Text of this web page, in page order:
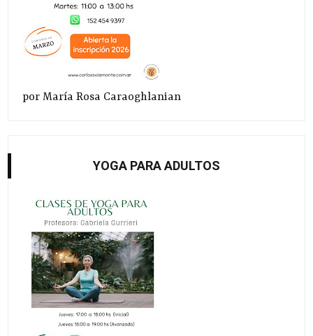
por María Rosa Caraoghlanian
YOGA PARA ADULTOS